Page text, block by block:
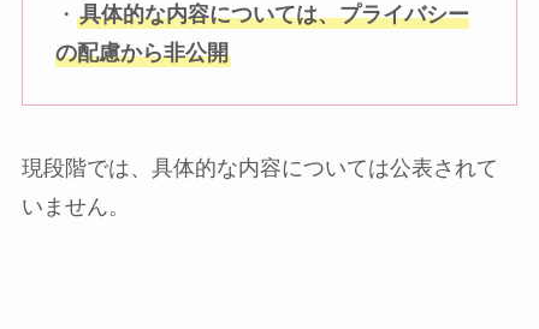
・ 具体的な内容については、プライバシー
の配慮から非公開
現段階では、具体的な内容については公表されて
いません。